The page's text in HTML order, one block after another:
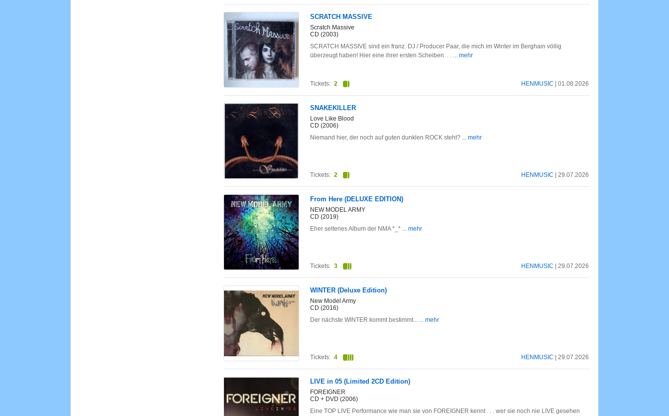
SCRATCH MASSIVE
Scratch Massive
CD (2003)
SCRATCH MASSIVE sind ein franz. DJ / Producer Paar, die mich im Winter im Berghain völlig
überzeugt haben! Hier eine ihrer ersten Scheiben. . . ... mehr
HENMUSIC | 01.08.2026
Tickets: 2
SNAKEKILLER
Love Like Blood
CD (2006)
Niemand hier, der noch auf guten dunklen ROCK steht? ... mehr
HENMUSIC | 29.07.2026
Tickets: 2
From Here (DELUXE EDITION)
NEW MODEL ARMY
CD (2019)
Eher seltenes Album der NMA *_* ... mehr
HENMUSIC | 29.07.2026
Tickets: 3
WINTER (Deluxe Edition)
New Model Army
CD (2016)
Der nächste WINTER kommt bestimmt... ... mehr
HENMUSIC | 29.07.2026
Tickets: 4
LIVE in 05 (Limited 2CD Edition)
FOREIGNER
CD + DVD (2006)
Eine TOP LIVE Performance wie man sie von FOREIGNER kennt . . . wer sie noch nie LIVE gesehen